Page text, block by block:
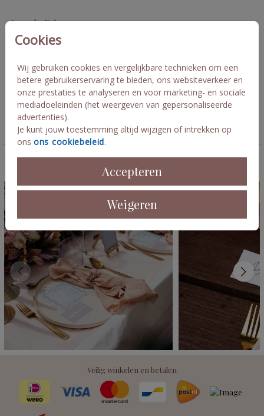
Cookies
Wij gebruiken cookies en vergelijkbare technieken om een
betere gebruikerservaring te bieden, ons websiteverkeer en
onze prestaties te analyseren en voor marketing- en sociale
mediadoeleinden (het weergeven van gepersonaliseerde
advertenties).
Je kunt jouw toestemming altijd wijzigen of intrekken op
ons ons cookiebeleid.
Accepteren
Weigeren
Omschrijving
Deze naamkaartjes met linnenlook achtergrond en goudfolie
De kaartjes hebben een vouwlijn in het midden zoat ze zelf
kunnen staan. Senne en Jada
Collectie
Naamkaartjes
Deze kaarten vind je misschien ook leuk
Veilig winkelen en betalen